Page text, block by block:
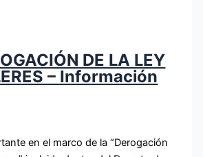
DE LA LEY
– Información
en el marco de la “Derogación